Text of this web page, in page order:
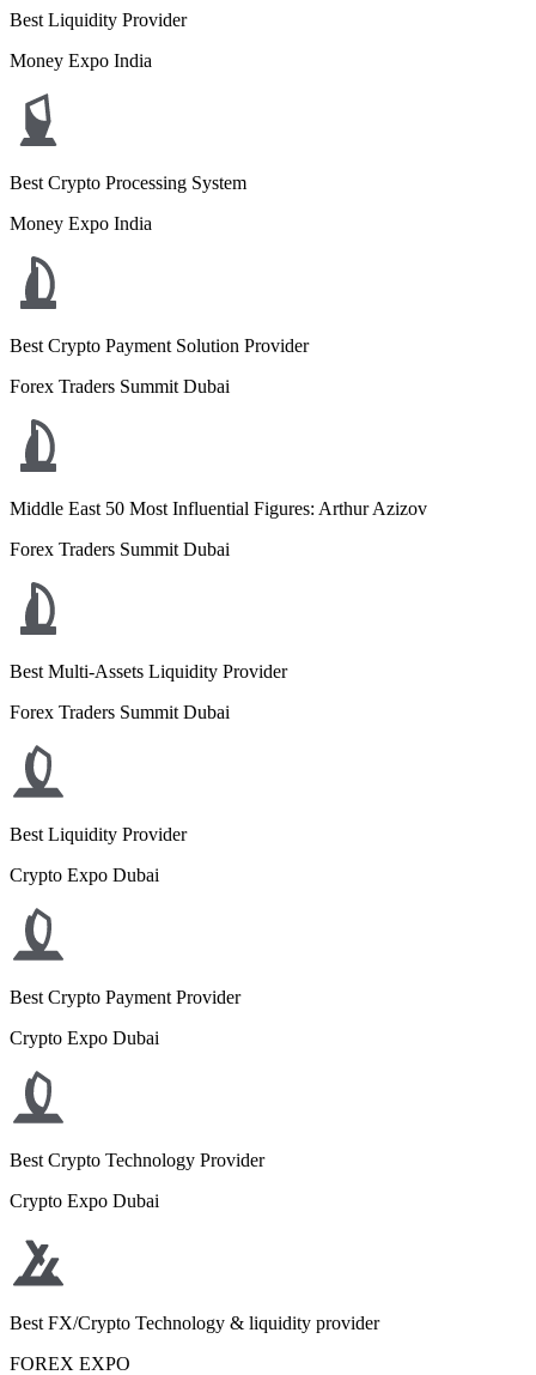
Best Liquidity Provider
Money Expo India
Best Crypto Processing System
Money Expo India
Best Crypto Payment Solution Provider
Forex Traders Summit Dubai
Middle East 50 Most Influential Figures: Arthur Azizov
Forex Traders Summit Dubai
Best Multi-Assets Liquidity Provider
Forex Traders Summit Dubai
Best Liquidity Provider
Crypto Expo Dubai
Best Crypto Payment Provider
Crypto Expo Dubai
Best Crypto Technology Provider
Crypto Expo Dubai
Best FX/Crypto Technology & liquidity provider
FOREX EXPO